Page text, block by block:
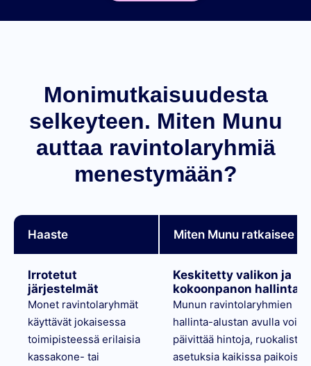
Monimutkaisuudesta
selkeyteen. Miten Munu
auttaa ravintolaryhmiä
menestymään?
Haaste Miten Munu ratkaisee
Irrotetut
järjestelmät
Monet ravintolaryhmät
käyttävät jokaisessa
toimipisteessä erilaisia
kassakone- tai
Keskitetty valikon ja
kokoonpanon hallinta
Munun ravintolaryhmien
hallinta-alustan avulla voit
päivittää hintoja,
asetuksia kaikissa paikoissa